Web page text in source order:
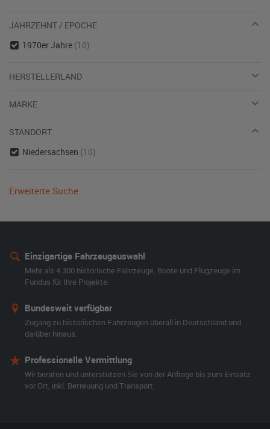
JAHRZEHNT / EPOCHE
1970er Jahre (10)
HERSTELLERLAND
MARKE
STANDORT
Niedersachsen (10)
Erweiterte Suche
Einzigartige Fahrzeugauswahl
Mehr als 4.300 historische Fahrzeuge, Boote und Flugzeuge im
Fundus für Ihre Projekte.
Bundesweit verfügbar
Zugang zu historischen Fahrzeugen überall in Deutschland und
darüber hinaus.
Professionelle Vermittlung
Wir beraten und unterstützen Sie von der Anfrage bis zum Einsatz
vor Ort, inkl. Betreuung und Transport.